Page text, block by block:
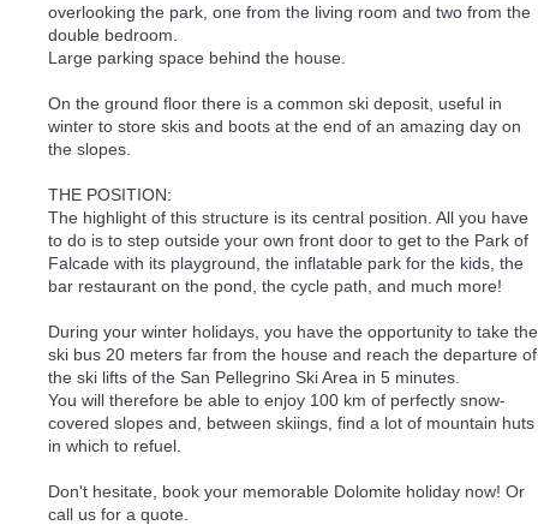
overlooking the park, one from the living room and two from the
double bedroom.
Large parking space behind the house.
On the ground floor there is a common ski deposit, useful in
winter to store skis and boots at the end of an amazing day on
the slopes.
THE POSITION:
The highlight of this structure is its central position. All you have
to do is to step outside your own front door to get to the Park of
Falcade with its playground, the inflatable park for the kids, the
bar restaurant on the pond, the cycle path, and much more!
During your winter holidays, you have the opportunity to take the
ski bus 20 meters far from the house and reach the departure of
the ski lifts of the San Pellegrino Ski Area in 5 minutes.
You will therefore be able to enjoy 100 km of perfectly snow-
covered slopes and, between skiings, find a lot of mountain huts
in which to refuel.
Don't hesitate, book your memorable Dolomite holiday now! Or
call us for a quote.